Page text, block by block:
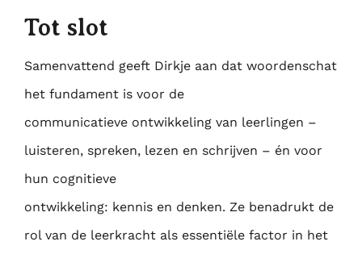
Tot slot
Samenvattend geeft Dirkje aan dat woordenschat
het fundament is voor de
communicatieve ontwikkeling van leerlingen –
luisteren, spreken, lezen en schrijven – én voor
hun cognitieve
ontwikkeling: kennis en denken. Ze benadrukt de
rol van de leerkracht als essentiële factor in het